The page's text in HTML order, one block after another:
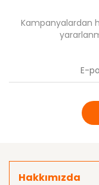
Kampanyalardan
Hakkımızda